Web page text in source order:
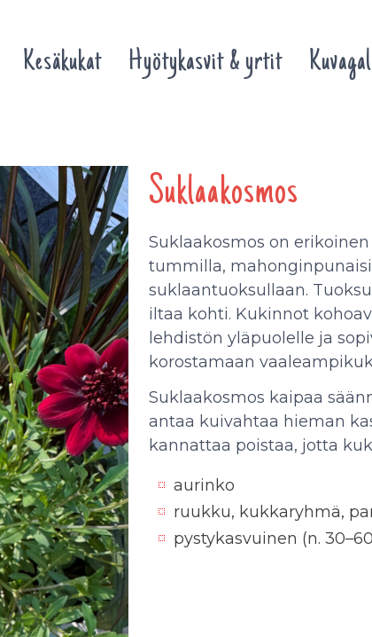
Kesäkukat Hyötykasvit & yrtit
Suklaakosmos
Suklaakosmos on
tummilla,
suklaantuoksullaan.
iltaa kohti. Kukinnot
lehdistön yläpuolelle ja
korostamaan
Suklaakosmos kaipaa
antaa kuivahtaa hieman
kannattaa poistaa, jotta
aurinko
ruukku, kukkaryhmä,
pystykasvuinen (n.